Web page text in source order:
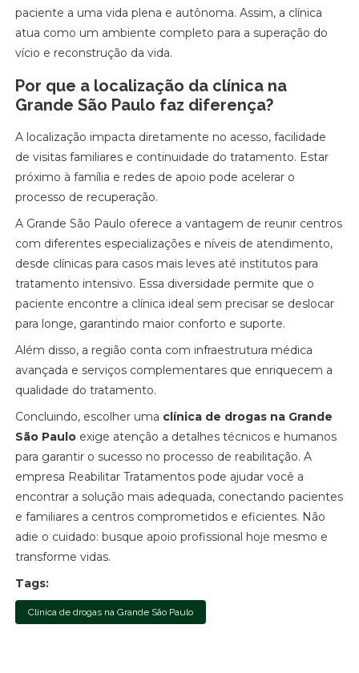
paciente a uma vida plena e autônoma. Assim, a clínica
atua como um ambiente completo para a superação do
vício e reconstrução da vida.
Por que a localização da clínica na
Grande São Paulo faz diferença?
A localização impacta diretamente no acesso, facilidade
de visitas familiares e continuidade do tratamento. Estar
próximo à família e redes de apoio pode acelerar o
processo de recuperação.
A Grande São Paulo oferece a vantagem de reunir centros
com diferentes especializações e níveis de atendimento,
desde clínicas para casos mais leves até institutos para
tratamento intensivo. Essa diversidade permite que o
paciente encontre a clínica ideal sem precisar se deslocar
para longe, garantindo maior conforto e suporte.
Além disso, a região conta com infraestrutura médica
avançada e serviços complementares que enriquecem a
qualidade do tratamento.
Concluindo, escolher uma clínica de drogas na Grande
São Paulo exige atenção a detalhes técnicos e humanos
para garantir o sucesso no processo de reabilitação. A
empresa Reabilitar Tratamentos pode ajudar você a
encontrar a solução mais adequada, conectando pacientes
e familiares a centros comprometidos e eficientes. Não
adie o cuidado: busque apoio profissional hoje mesmo e
transforme vidas.
Tags:
Clínica de drogas na Grande São Paulo